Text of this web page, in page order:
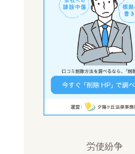
労使紛争